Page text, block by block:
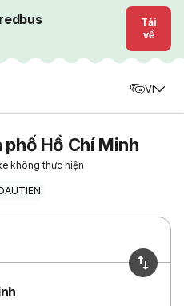
Tải
về
VI
phố Hồ Chí Minh
không thực hiện